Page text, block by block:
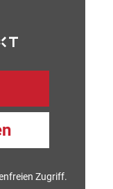
Zugriff.